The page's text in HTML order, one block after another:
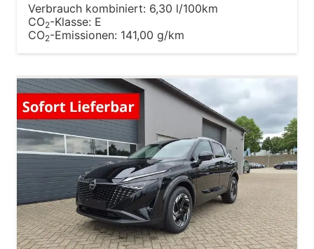
Verbrauch kombiniert: 6,30 l/100km
CO2-Klasse: E
CO2-Emissionen: 141,00 g/km